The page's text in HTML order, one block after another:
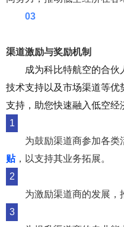
03
渠道激励与奖励机制
成为科比特航空的合伙
技术支持以及市场渠道等优
支持，助您快速融入低空
1
为鼓励渠道商参加各类
贴，以支持其业务拓展。
2
为激励渠道商的发展，
3